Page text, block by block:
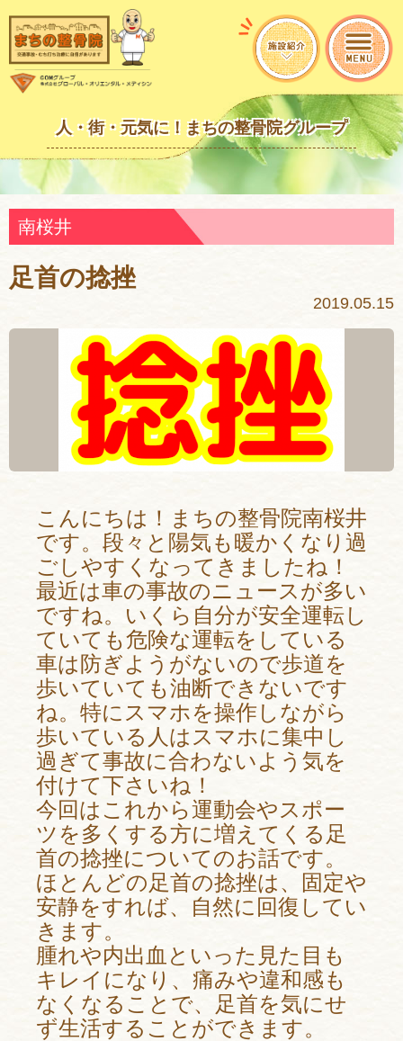
人・街・元気に！まちの整骨院グループ
南桜井
足首の捻挫
2019.05.15
こんにちは！まちの整骨院南桜井
です。段々と陽気も暖かくなり過
ごしやすくなってきましたね！
最近は車の事故のニュースが多い
ですね。いくら自分が安全運転し
ていても危険な運転をしている
車は防ぎようがないので歩道を
歩いていても油断できないです
ね。特にスマホを操作しながら
歩いている人はスマホに集中し
過ぎて事故に合わないよう気を
付けて下さいね！
今回はこれから運動会やスポー
ツを多くする方に増えてくる足
首の捻挫についてのお話です。
ほとんどの足首の捻挫は、固定や
安静をすれば、自然に回復してい
きます。
腫れや内出血といった見た目も
キレイになり、痛みや違和感も
なくなることで、足首を気にせ
ず生活することができます。